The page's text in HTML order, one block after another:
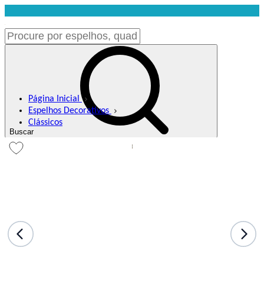
Buscar
Meus Favoritos
Página Inicial
Espelhos Decorativos
Clássicos